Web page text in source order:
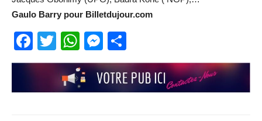
Gaulo Barry pour Billetdujour.com
Facebook
TwitterWhatsApp
Messenger